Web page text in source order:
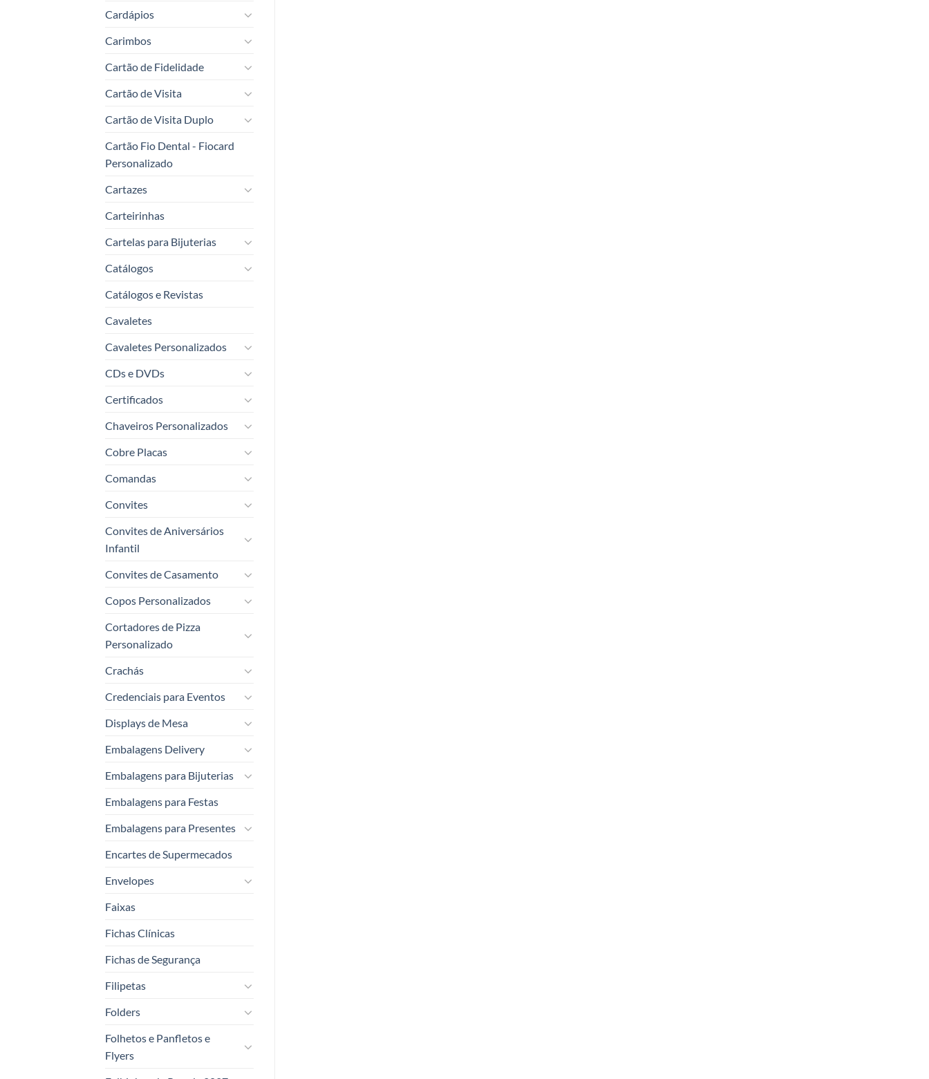
Cardápios
Carimbos
Cartão de Fidelidade
Cartão de Visita
Cartão de Visita Duplo
Cartão Fio Dental - Fiocard
Personalizado
Cartazes
Carteirinhas
Cartelas para Bijuterias
Catálogos
Catálogos e Revistas
Cavaletes
Cavaletes Personalizados
CDs e DVDs
Certificados
Chaveiros Personalizados
Cobre Placas
Comandas
Convites
Convites de Aniversários
Infantil
Convites de Casamento
Copos Personalizados
Cortadores de Pizza
Personalizado
Crachás
Credenciais para Eventos
Displays de Mesa
Embalagens Delivery
Embalagens para Bijuterias
Embalagens para Festas
Embalagens para Presentes
Encartes de Supermecados
Envelopes
Faixas
Fichas Clínicas
Fichas de Segurança
Filipetas
Folders
Folhetos e Panfletos e
Flyers